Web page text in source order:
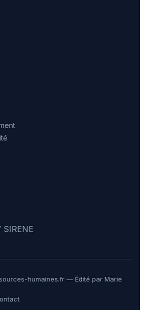
humaines.fr — Édité par Marie